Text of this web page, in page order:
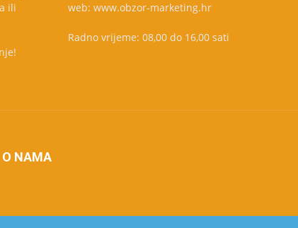
ili
web: www.obzor-marketing.hr
Radno vrijeme: 08,00 do 16,00 sati
O NAMA